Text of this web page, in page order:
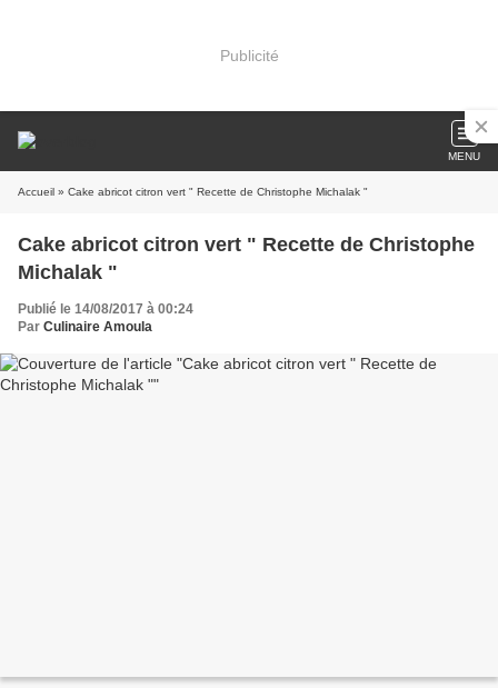
Publicité
MENU
Accueil » Cake abricot citron vert " Recette de Christophe Michalak "
Cake abricot citron vert " Recette de Christophe
Michalak "
Publié le 14/08/2017 à 00:24
Par Culinaire Amoula